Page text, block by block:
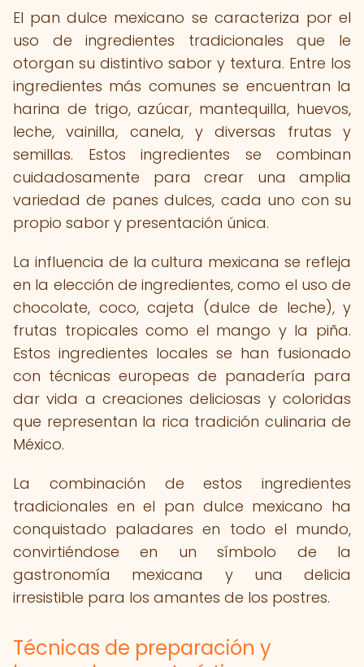
El pan dulce mexicano se caracteriza por el
uso de ingredientes tradicionales que le
otorgan su distintivo sabor y textura. Entre los
ingredientes más comunes se encuentran la
harina de trigo, azúcar, mantequilla, huevos,
leche, vainilla, canela, y diversas frutas y
semillas. Estos ingredientes se combinan
cuidadosamente para crear una amplia
variedad de panes dulces, cada uno con su
propio sabor y presentación única.
La influencia de la cultura mexicana se refleja
en la elección de ingredientes, como el uso de
chocolate, coco, cajeta (dulce de leche), y
frutas tropicales como el mango y la piña.
Estos ingredientes locales se han fusionado
con técnicas europeas de panadería para
dar vida a creaciones deliciosas y coloridas
que representan la rica tradición culinaria de
México.
La combinación de estos ingredientes
tradicionales en el pan dulce mexicano ha
conquistado paladares en todo el mundo,
convirtiéndose en un símbolo de la
gastronomía mexicana y una delicia
irresistible para los amantes de los postres.
Técnicas de preparación y